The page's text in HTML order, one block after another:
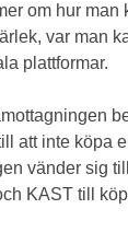
om hur man
var man
plattformar.
att inte köpa
vänder sig
KAST till